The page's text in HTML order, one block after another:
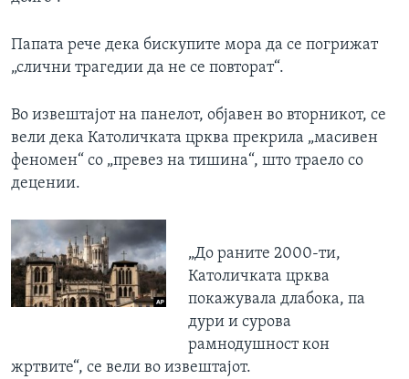
Папата рече дека бискупите мора да се погрижат
„слични трагедии да не се повторат“.
Во извештајот на панелот, објавен во вторникот, се
вели дека Католичката црква прекрила „масивен
феномен“ со „превез на тишина“, што траело со
децении.
„До раните 2000-ти,
Католичката црква
покажувала длабока, па
дури и сурова
рамнодушност кон
жртвите“, се вели во извештајот.